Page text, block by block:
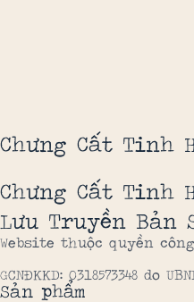
Chưng Cất Tinh
Chưng Cất Tinh
Lưu Truyền Bản
Website thuộc quyền
GCNĐKKD: 0318573348 do
Sản phẩm